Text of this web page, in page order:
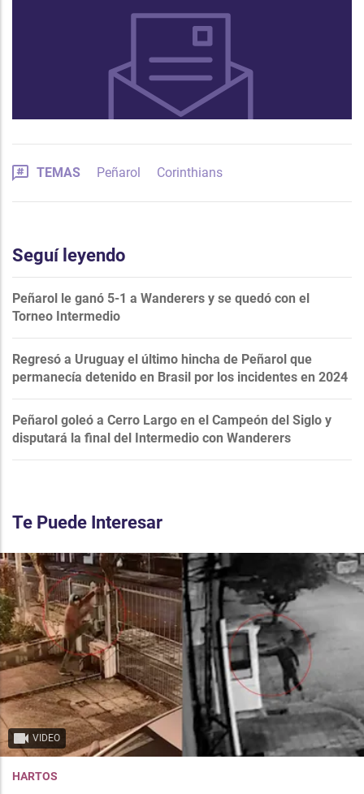
TEMAS Peñarol Corinthians
Seguí leyendo
Peñarol le ganó 5-1 a Wanderers y se quedó con el
Torneo Intermedio
Regresó a Uruguay el último hincha de Peñarol que
permanecía detenido en Brasil por los incidentes en 2024
Peñarol goleó a Cerro Largo en el Campeón del Siglo y
disputará la final del Intermedio con Wanderers
Te Puede Interesar
VIDEO
HARTOS